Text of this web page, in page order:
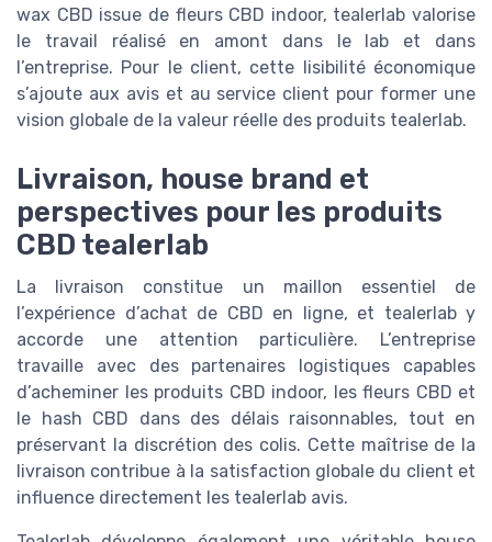
wax CBD issue de fleurs CBD indoor, tealerlab valorise
le travail réalisé en amont dans le lab et dans
l’entreprise. Pour le client, cette lisibilité économique
s’ajoute aux avis et au service client pour former une
vision globale de la valeur réelle des produits tealerlab.
Livraison, house brand et
perspectives pour les produits
CBD tealerlab
La livraison constitue un maillon essentiel de
l’expérience d’achat de CBD en ligne, et tealerlab y
accorde une attention particulière. L’entreprise
travaille avec des partenaires logistiques capables
d’acheminer les produits CBD indoor, les fleurs CBD et
le hash CBD dans des délais raisonnables, tout en
préservant la discrétion des colis. Cette maîtrise de la
livraison contribue à la satisfaction globale du client et
influence directement les tealerlab avis.